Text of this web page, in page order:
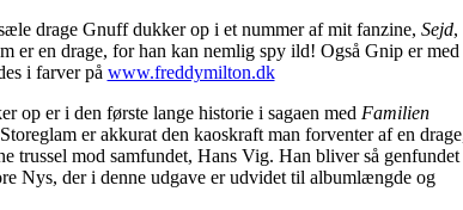
drage Gnuff dukker op i et nummer af mit fanzine, Sejd,
er en drage, for han kan nemlig spy ild! Også Gnip er med
i farver på www.freddymilton.dk
op er i den første lange historie i sagaen med Familien
er akkurat den kaoskraft man forventer af en
trussel mod samfundet, Hans Vig. Han bliver så genfundet
Nys, der i denne udgave er udvidet til albumlængde og